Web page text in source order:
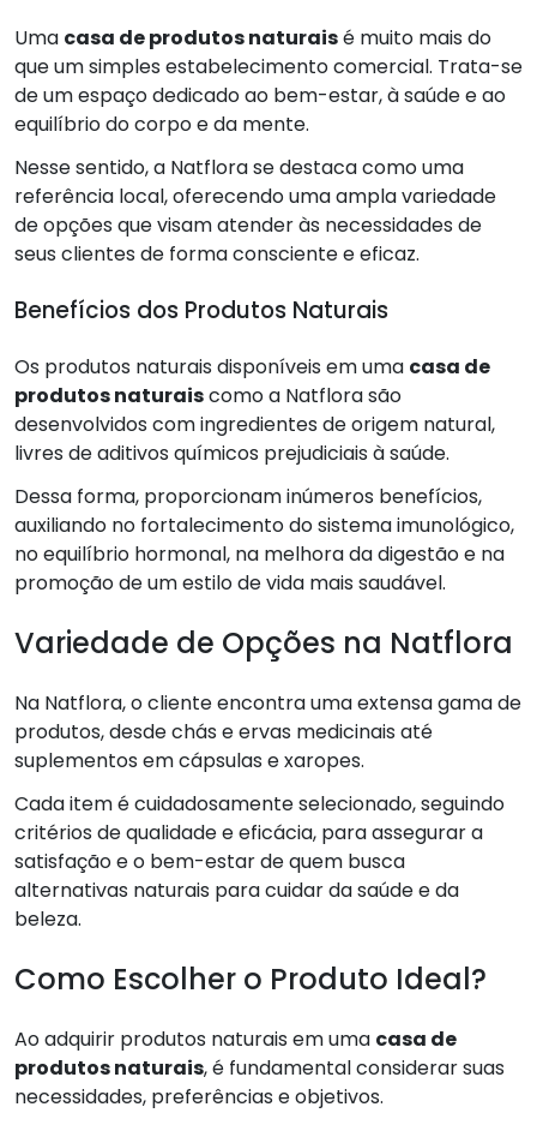
Uma casa de produtos naturaisé muito mais do
que um simples estabelecimento comercial. Trata-se
de um espaço dedicado ao bem-estar, à saúde e ao
equilíbrio do corpo e da mente.
Nesse sentido, a Natflora se destaca como uma
referência local, oferecendo uma ampla variedade
de opções que visam atender às necessidades de
seus clientes de forma consciente e eficaz.
Benefícios dos Produtos Naturais
Os produtos naturais disponíveis em uma casa de
produtos naturaiscomo a Natflora são
desenvolvidos com ingredientes de origem natural,
livres de aditivos químicos prejudiciais à saúde.
Dessa forma, proporcionam inúmeros benefícios,
auxiliando no fortalecimento do sistema imunológico,
no equilíbrio hormonal, na melhora da digestão e na
promoção de um estilo de vida mais saudável.
Variedade de Opções na Natflora
Na Natflora, o cliente encontra uma extensa gama de
produtos, desde chás e ervas medicinais até
suplementos em cápsulas e xaropes.
Cada item é cuidadosamente selecionado, seguindo
critérios de qualidade e eficácia, para assegurar a
satisfação e o bem-estar de quem busca
alternativas naturais para cuidar da saúde e da
beleza.
Como Escolher o Produto Ideal?
Ao adquirir produtos naturais em uma casa de
produtos naturais, é fundamental considerar suas
necessidades, preferências e objetivos.